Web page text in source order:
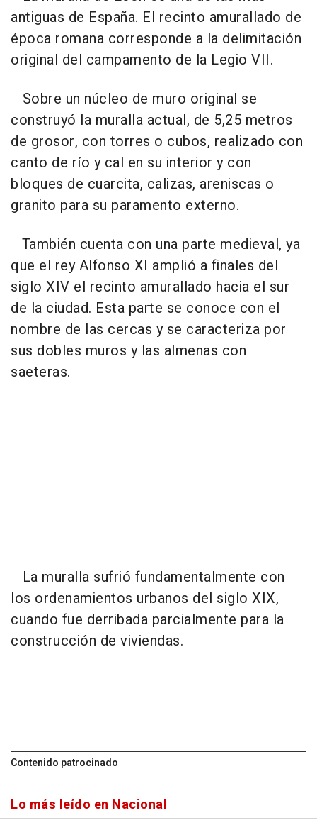
antiguas de España. El recinto amurallado de
época romana corresponde a la delimitación
original del campamento de la Legio VII.
Sobre un núcleo de muro original se
construyó la muralla actual, de 5,25 metros
de grosor, con torres o cubos, realizado con
canto de río y cal en su interior y con
bloques de cuarcita, calizas, areniscas o
granito para su paramento externo.
También cuenta con una parte medieval, ya
que el rey Alfonso XI amplió a finales del
siglo XIV el recinto amurallado hacia el sur
de la ciudad. Esta parte se conoce con el
nombre de las cercas y se caracteriza por
sus dobles muros y las almenas con
saeteras.
La muralla sufrió fundamentalmente con
los ordenamientos urbanos del siglo XIX,
cuando fue derribada parcialmente para la
construcción de viviendas.
Contenido patrocinado
Lo más leído en Nacional